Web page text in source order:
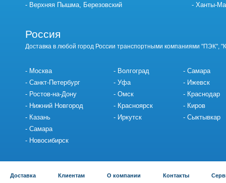
Верхняя Пышма, Березовский
Ханты-
Россия
Доставка в любой город России транспортными компаниями "ПЭК",
Москва
Санкт-Петербург
Ростов-на-Дону
Нижний Новгород
Казань
Самара
Новосибирск
Волгоград
Уфа
Омск
Красноярск
Иркутск
Самара
Ижевск
Краснодар
Киров
Сыктывкар
Доставка Клиентам О компании Контакты